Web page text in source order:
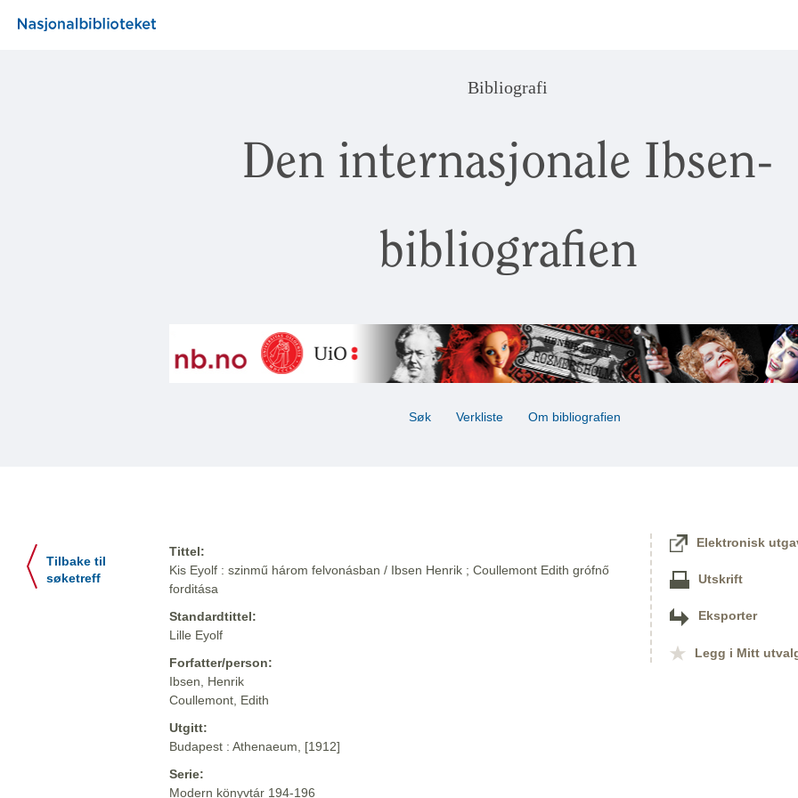
Bibliografi
Den internasjonale Ibsen-
bibliografien
Søk Verkliste Om bibliografien
Tilbake til
søketreff
Tittel:
Kis Eyolf : szinmű három felvonásban / Ibsen Henrik ; Coullemont Edith grófnő
forditása
Standardtittel:
Lille Eyolf
Forfatter/person:
Ibsen, Henrik
Coullemont, Edith
Utgitt:
Budapest : Athenaeum, [1912]
Serie:
Modern könyvtár 194-196
Elektronisk
Utskrift
Eksporter
Legg i Mitt